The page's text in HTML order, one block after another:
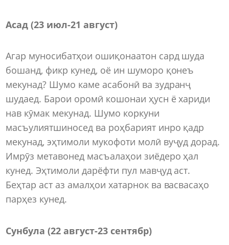
Асад (23 июл-21 август)
Агар муносибатҳои ошиқонаатон сард шуда
бошанд, фикр кунед, оё ин шуморо қонеъ
мекунад? Шумо каме асабонӣ ва зудранҷ
шудаед. Барои оромӣ кошонаи ҳусн ё хариди
нав кӯмак мекунад. Шумо коркуни
масъулиятшиносед ва роҳбарият инро қадр
мекунад, эҳтимоли мукофоти молӣ вуҷуд дорад.
Имрӯз метавонед масъалаҳои зиёдеро ҳал
кунед. Эҳтимоли дарёфти пул мавҷуд аст.
Беҳтар аст аз амалҳои хатарнок ва васвасаҳо
парҳез кунед.
Сунбула (22 август-23 сентябр)